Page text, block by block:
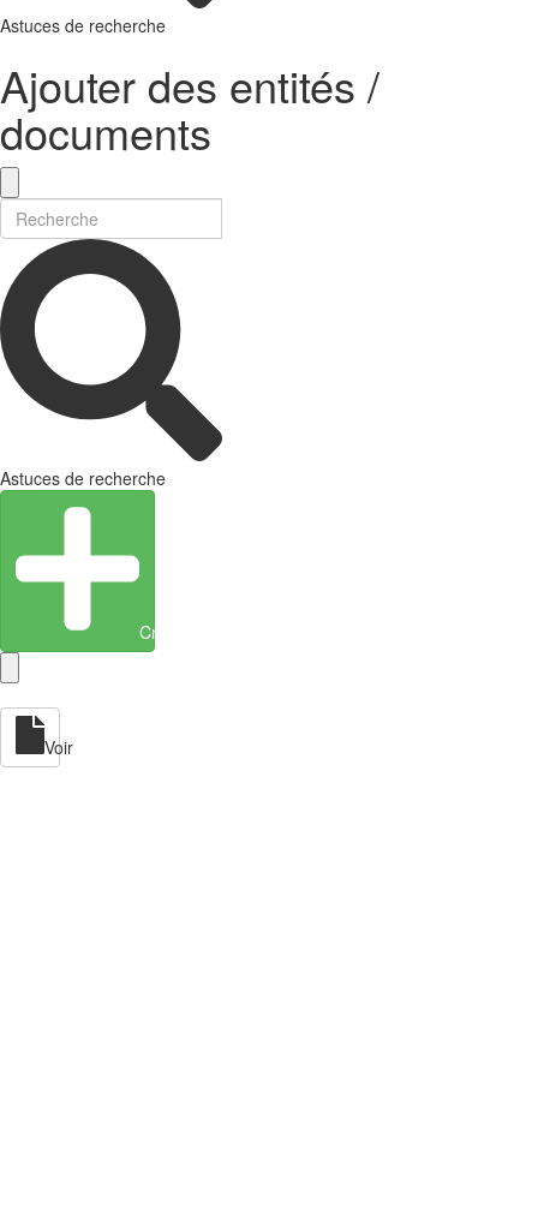
Astuces de recherche
Ajouter des entités /
documents
Astuces de recherche
Créer une entité
Voir